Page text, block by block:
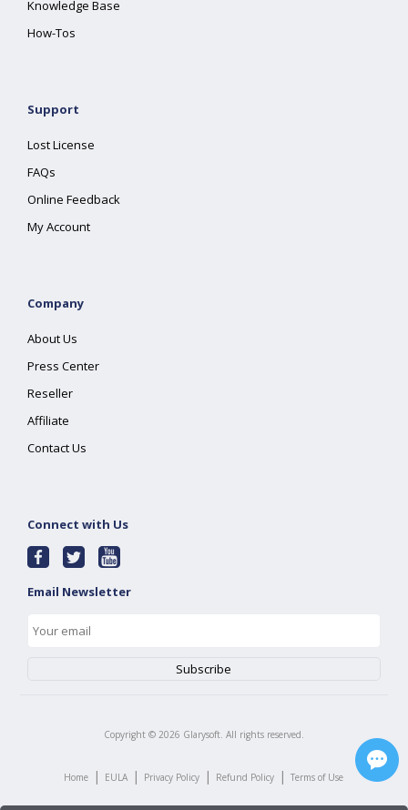
Knowledge Base
How-Tos
Support
Lost License
FAQs
Online Feedback
My Account
Company
About Us
Press Center
Reseller
Affiliate
Contact Us
Connect with Us
Email Newsletter
Copyright © 2026 Glarysoft. All rights reserved.
Home | EULA | Privacy Policy | Refund Policy | Terms of Use